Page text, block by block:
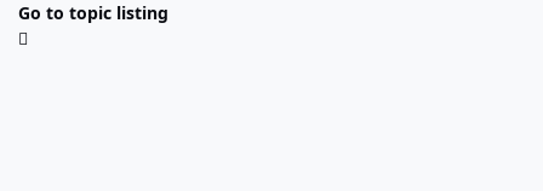
Go to topic listing